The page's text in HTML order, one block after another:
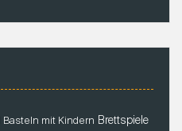
Basteln mit Kindern Brettspiele